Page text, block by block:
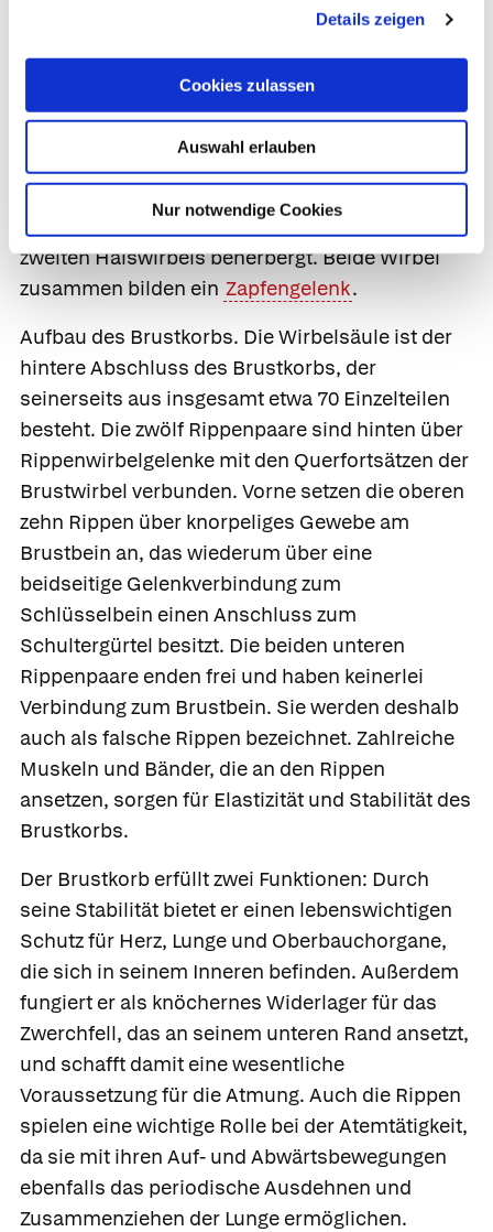
Details zeigen
Cookies zulassen
Auswahl erlauben
Nur notwendige Cookies
besonderen Aufbau besitzt der oberste
griechischen Mythologie der Träger des
Himmelsgewölbes. Er bildet einen knöchernen
Ring, auf dem die Unterseite des Schädels
aufliegt, und der in seiner in der Mitte liegenden
dornartigen Fortsatz des darunterliegenden,
zweiten Halswirbels beherbergt. Beide Wirbel
zusammen bilden ein Zapfengelenk.
Aufbau des Brustkorbs. Die Wirbelsäule ist der
hintere Abschluss des Brustkorbs, der
seinerseits aus insgesamt etwa 70 Einzelteilen
besteht. Die zwölf Rippenpaare sind hinten über
Rippenwirbelgelenke mit den Querfortsätzen der
Brustwirbel verbunden. Vorne setzen die oberen
zehn Rippen über knorpeliges Gewebe am
Brustbein an, das wiederum über eine
beidseitige Gelenkverbindung zum
Schlüsselbein einen Anschluss zum
Schultergürtel besitzt. Die beiden unteren
Rippenpaare enden frei und haben keinerlei
Verbindung zum Brustbein. Sie werden deshalb
auch als falsche Rippen bezeichnet. Zahlreiche
Muskeln und Bänder, die an den Rippen
ansetzen, sorgen für Elastizität und Stabilität des
Brustkorbs.
Der Brustkorb erfüllt zwei Funktionen: Durch
seine Stabilität bietet er einen lebenswichtigen
Schutz für Herz, Lunge und Oberbauchorgane,
die sich in seinem Inneren befinden. Außerdem
fungiert er als knöchernes Widerlager für das
Zwerchfell, das an seinem unteren Rand ansetzt,
und schafft damit eine wesentliche
Voraussetzung für die Atmung. Auch die Rippen
spielen eine wichtige Rolle bei der Atemtätigkeit,
da sie mit ihren Auf- und Abwärtsbewegungen
ebenfalls das periodische Ausdehnen und
Zusammenziehen der Lunge ermöglichen.